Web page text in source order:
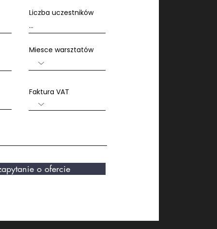
Liczba uczestników
Miesce warsztatów
Faktura VAT
o ofercie